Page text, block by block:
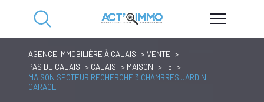
AGENCE IMMOBILIÈRE À CALAIS
VENTE
PAS DE CALAIS
CALAIS MAISON
T5
MAISON SECTEUR RECHERCHE 3 CHAMBRES JARDIN
GARAGE